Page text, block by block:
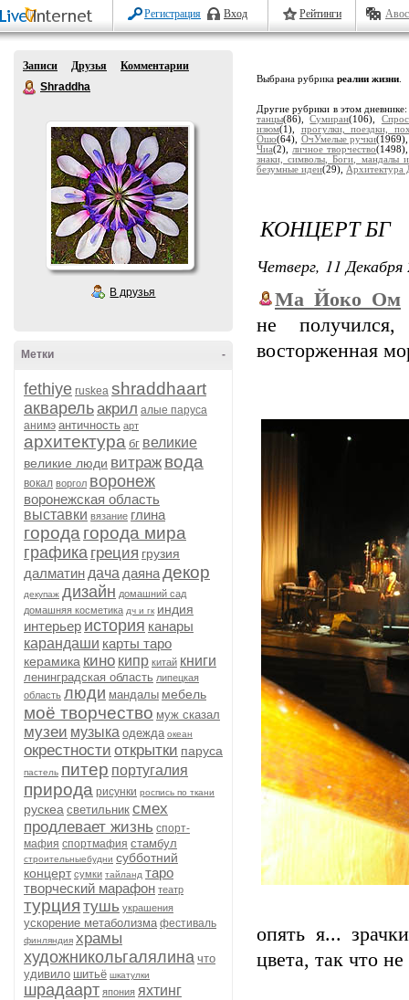
Регистрация Вход Рейтинги
Записи Друзья
Комментарии
Shraddha
В друзья
-
Метки
fethiye ruskea shraddhaart
акварельакрил алые паруса
анимэ античность арт
архитектура бг великие
великие люди витраж вода
вокал воргол воронеж
воронежская область
выставки вязание глина
города города мира
графика греция грузия
далматин дача даянадекор
декупаж дизайн домашний сад
домашняя косметика дч и гк индия
интерьер история канары
карандаши карты таро
керамика кино кипр китай книги
ленинградская область липецкая
область люди мандалы мебель
моё творчество муж сказал
музеи музыка одежда океан
окрестности открытки паруса
пастель питер португалия
природа рисунки роспись по ткани
рускеа светильник смех
продлевает жизнь спорт-
мафия спортмафия стамбул
строительныебудни субботний
концерт сумки тайланд таро
творческий марафон театр
турция тушь украшения
ускорение метаболизма фестиваль
финляндия храмы
художникольгалялина что
удивило шитьё шкатулки
шрадаарт япония яхтинг
Выбрана рубрика реалии жизни
Другие рубрики в этом
танцы(86),Сумиран(106),
изюм(1), прогулки, поездки,
Ошо(64), ОчУмелые ручки
Чиа(2), личное творчество
знаки, символы, Боги, мандалы
безумные идеи(29), Архитектура
КОНЦЕРТ БГ
Четверг, 11
Ма_Йоко_Ом
не
восторженная
опять я...
цвета, так что